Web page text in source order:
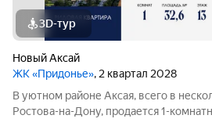
3D-тур
Новый Аксай
ЖК «Придонье», 2 квартал 2028
В уютном районе Аксая, всего в
Ростова-на-Дону, продается 1-